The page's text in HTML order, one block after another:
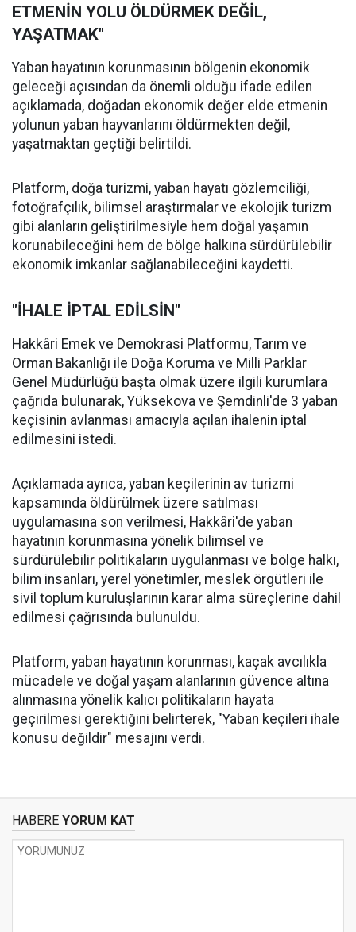
ETMENİN YOLU ÖLDÜRMEK DEĞİL,
YAŞATMAK"
Yaban hayatının korunmasının bölgenin ekonomik
geleceği açısından da önemli olduğu ifade edilen
açıklamada, doğadan ekonomik değer elde etmenin
yolunun yaban hayvanlarını öldürmekten değil,
yaşatmaktan geçtiği belirtildi.
Platform, doğa turizmi, yaban hayatı gözlemciliği,
fotoğrafçılık, bilimsel araştırmalar ve ekolojik turizm
gibi alanların geliştirilmesiyle hem doğal yaşamın
korunabileceğini hem de bölge halkına sürdürülebilir
ekonomik imkanlar sağlanabileceğini kaydetti.
"İHALE İPTAL EDİLSİN"
Hakkâri Emek ve Demokrasi Platformu, Tarım ve
Orman Bakanlığı ile Doğa Koruma ve Milli Parklar
Genel Müdürlüğü başta olmak üzere ilgili kurumlara
çağrıda bulunarak, Yüksekova ve Şemdinli'de 3 yaban
keçisinin avlanması amacıyla açılan ihalenin iptal
edilmesini istedi.
Açıklamada ayrıca, yaban keçilerinin av turizmi
kapsamında öldürülmek üzere satılması
uygulamasına son verilmesi, Hakkâri'de yaban
hayatının korunmasına yönelik bilimsel ve
sürdürülebilir politikaların uygulanması ve bölge halkı,
bilim insanları, yerel yönetimler, meslek örgütleri ile
sivil toplum kuruluşlarının karar alma süreçlerine dahil
edilmesi çağrısında bulunuldu.
Platform, yaban hayatının korunması, kaçak avcılıkla
mücadele ve doğal yaşam alanlarının güvence altına
alınmasına yönelik kalıcı politikaların hayata
geçirilmesi gerektiğini belirterek, "Yaban keçileri ihale
konusu değildir" mesajını verdi.
HABERE YORUM KAT